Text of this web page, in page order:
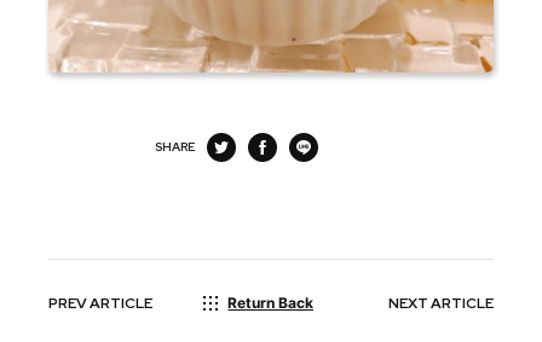
SHARE
PREVARTICLE Return Back NEXTARTICLE